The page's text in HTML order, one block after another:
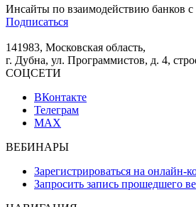
Инсайты по взаимодействию банков с
Подписаться
141983, Московская область,
г. Дубна, ул. Программистов, д. 4,
СОЦСЕТИ
ВКонтакте
Телеграм
MAX
ВЕБИНАРЫ
Зарегистрироваться на онлайн-
Запросить запись прошедшего